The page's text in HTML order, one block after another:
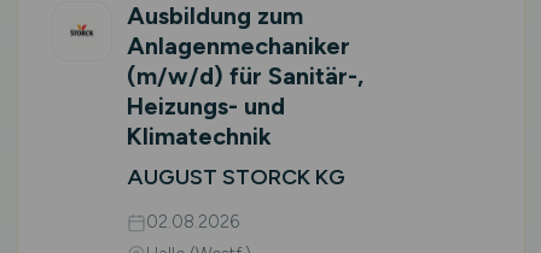
Ausbildung zum
Anlagenmechaniker
(m/w/d) für Sanitär-,
Heizungs- und
Klimatechnik
AUGUST STORCK KG
02.08.2026